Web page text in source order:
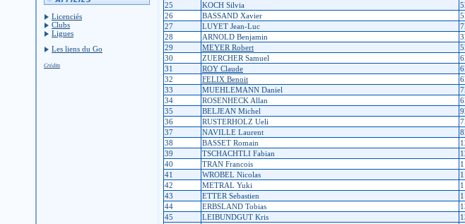
Licenciés
Clubs
Ligues
Les liens du Go
Crédits
25
KOCH Silvia
26
BASSAND Xavier
27
LUYET Jean-Luc
28
ARNOLD Benjamin
29
MEYER Robert
30
ZUERCHER Samuel
31
ROY Claude
32
FELIX Benoit
33
MUEHLEMANN Daniel
34
ROSENHECK Allan
35
BELJEAN Michel
36
RUSTERHOLZ Ueli
37
NAVILLE Laurent
38
BASSET Romain
39
TSCHACHTLI Fabian
40
TRAN Francois
41
WROBEL Nicolas
42
METRAL Yuki
43
ETTER Sebastien
44
ERBSLAND Tobias
45
LEIBUNDGUT Kris